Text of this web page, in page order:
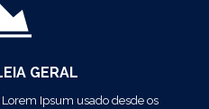
GERAL
Ipsum usado desde os